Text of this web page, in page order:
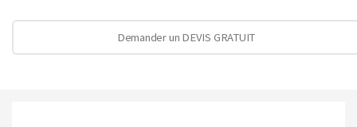
Demander un DEVIS GRATUIT